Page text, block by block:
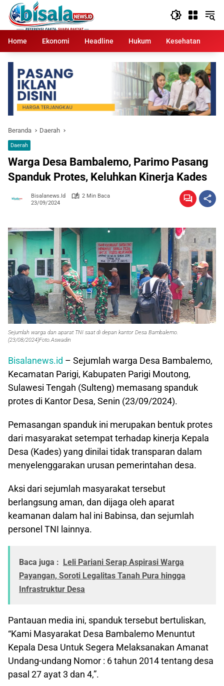
Langsung
konten
Home
Ekonomi Headline Hukum Kesehatan
Beranda Daerah
Daerah
Warga Desa Bambalemo, Parimo Pasang
Spanduk Protes, Keluhkan Kinerja Kades
Bisalanews.id
2 Min Baca
23/09/2024
Sejumlah warga dan aparat TNI saat di depan kantor Desa Bambalemo.
(23/08/2024)Foto.Aswadin
Bisalanews.id – Sejumlah warga Desa Bambalemo,
Kecamatan Parigi, Kabupaten Parigi Moutong,
Sulawesi Tengah (Sulteng) memasang spanduk
protes di Kantor Desa, Senin (23/09/2024).
Pemasangan spanduk ini merupakan bentuk protes
dari masyarakat setempat terhadap kinerja Kepala
Desa (Kades) yang dinilai tidak transparan dalam
menyelenggarakan urusan pemerintahan desa.
Aksi dari sejumlah masyarakat tersebut
berlangsung aman, dan dijaga oleh aparat
keamanan dalam hal ini Babinsa, dan sejumlah
personel TNI lainnya.
Baca juga : Leli Pariani Serap Aspirasi Warga
Payangan, Soroti Legalitas Tanah Pura hingga
Infrastruktur Desa
Pantauan media ini, spanduk tersebut bertuliskan,
“Kami Masyarakat Desa Bambalemo Menuntut
Kepala Desa Untuk Segera Melaksanakan Amanat
Undang-undang Nomor : 6 tahun 2014 tentang desa
pasal 27 ayat 3 dan 4,”.